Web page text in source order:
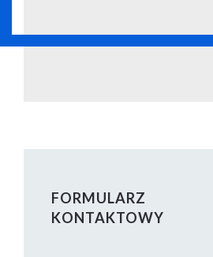
FORMULARZ
KONTAKTOWY